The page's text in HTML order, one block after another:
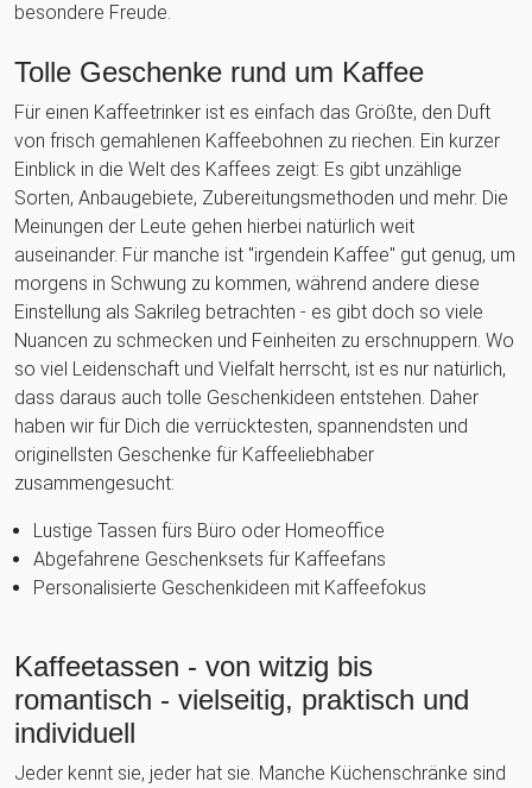
besondere Freude.
Tolle Geschenke rund um Kaffee
Für einen Kaffeetrinker ist es einfach das Größte, den Duft
von frisch gemahlenen Kaffeebohnen zu riechen. Ein kurzer
Einblick in die Welt des Kaffees zeigt: Es gibt unzählige
Sorten, Anbaugebiete, Zubereitungsmethoden und mehr. Die
Meinungen der Leute gehen hierbei natürlich weit
auseinander. Für manche ist "irgendein Kaffee" gut genug, um
morgens in Schwung zu kommen, während andere diese
Einstellung als Sakrileg betrachten - es gibt doch so viele
Nuancen zu schmecken und Feinheiten zu erschnuppern. Wo
so viel Leidenschaft und Vielfalt herrscht, ist es nur natürlich,
dass daraus auch tolle Geschenkideen entstehen. Daher
haben wir für Dich die verrücktesten, spannendsten und
originellsten Geschenke für Kaffeeliebhaber
zusammengesucht:
Lustige Tassen fürs Büro oder Homeoffice
Abgefahrene Geschenksets für Kaffeefans
Personalisierte Geschenkideen mit Kaffeefokus
Kaffeetassen - von witzig bis
romantisch - vielseitig, praktisch und
individuell
Jeder kennt sie, jeder hat sie. Manche Küchenschränke sind